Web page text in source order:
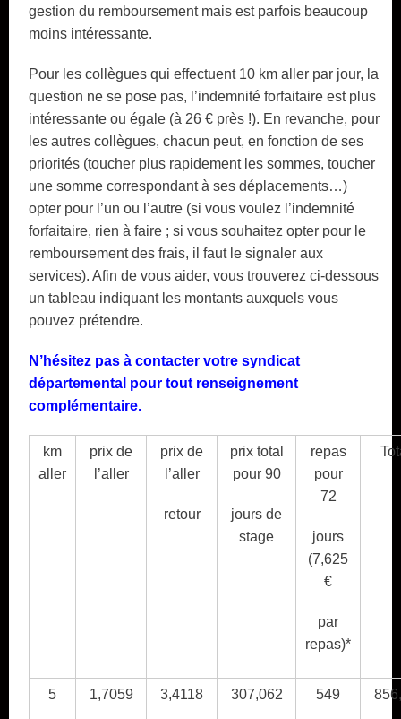
gestion du remboursement mais est parfois beaucoup
moins intéressante.
Pour les collègues qui effectuent 10 km aller par jour, la
question ne se pose pas, l’indemnité forfaitaire est plus
intéressante ou égale (à 26 € près !). En revanche, pour
les autres collègues, chacun peut, en fonction de ses
priorités (toucher plus rapidement les sommes, toucher
une somme correspondant à ses déplacements…)
opter pour l’un ou l’autre (si vous voulez l’indemnité
forfaitaire, rien à faire ; si vous souhaitez opter pour le
remboursement des frais, il faut le signaler aux
services). Afin de vous aider, vous trouverez ci-dessous
un tableau indiquant les montants auxquels vous
pouvez prétendre.
N’hésitez pas à contacter votre syndicat
départemental pour tout renseignement
complémentaire.
km
aller
prix de
l’aller
prix de
l’aller
retour
prix total
pour 90
jours de
stage
repas
pour
72
jours
(7,625
€
par
repas)*
5 1,7059 3,4118 307,062 549